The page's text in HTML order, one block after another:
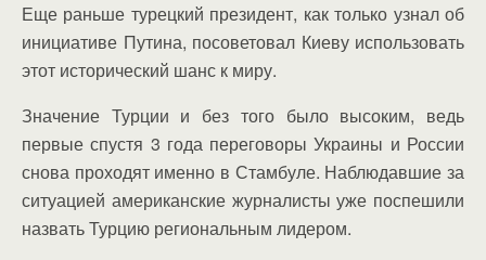
Еще раньше турецкий президент, как только узнал об
инициативе Путина, посоветовал Киеву использовать
этот исторический шанс к миру.
Значение Турции и без того было высоким, ведь
первые спустя 3 года переговоры Украины и России
снова проходят именно в Стамбуле. Наблюдавшие за
ситуацией американские журналисты уже поспешили
назвать Турцию региональным лидером.